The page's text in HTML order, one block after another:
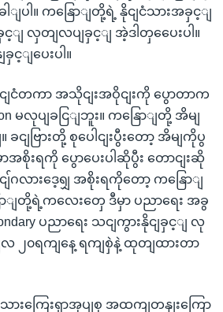
ျပါ။ ကနြောျတို့ရဲ့ နိုငျငံသားအခှင့ျ
ျ လှတျလပျခှင့ျ အဲ့ဒါတှပေေးပါ။
င့ျပေးပါ။
ငျငံတကာ အသိုငျးအဝိုငျးကို ပွောတာက
မလုပျခငြျဘူး။ ကနြောျတို့ အိမျ
ငျဗြားတို့ စုပေါငျးပွီးတော့ အိမျကိုပွ
မာအစိုးရကို ပွောပေးပါဆိုပွီး တောငျးဆို
ဂလားဒေ့ရျှ အစိုးရကိုတော့ ကနြောျ
ာျတို့ရဲ့ကလေးတှေ ဒီမှာ ပညာရေး အခွ
ပညာရေး သငျကွားနိုငျခှင့ျ လု
ျလ ၂၀ရကျနေ့ ရကျစှဲနဲ့ ထုတျထားတာ
သားကြေးရှာအုပျစု အထကျတနျးကြော